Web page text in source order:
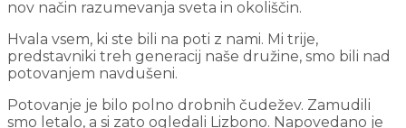
nov način razumevanja sveta in okoliščin.
Hvala vsem, ki ste bili na poti z nami. Mi trije,
predstavniki treh generacij naše družine, smo bili nad
potovanjem navdušeni.
Potovanje je bilo polno drobnih čudežev. Zamudili
smo letalo, a si zato ogledali Lizbono. Napovedano je